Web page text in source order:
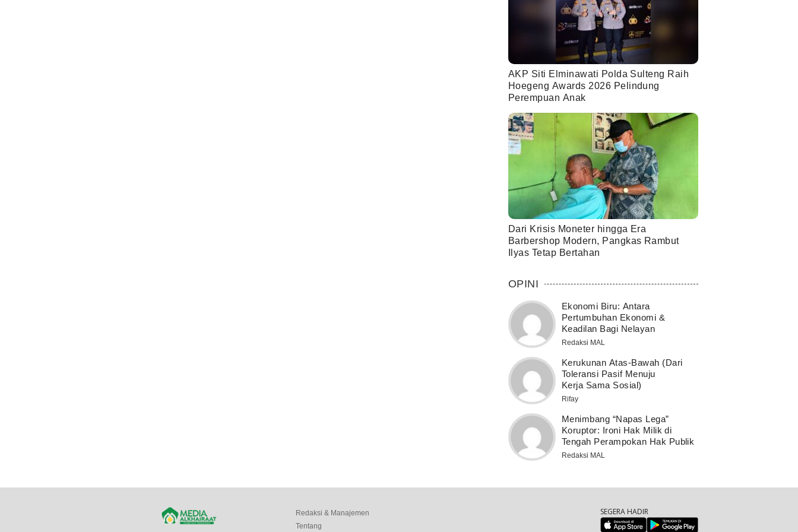
AKP Siti Elminawati Polda Sulteng Raih
Hoegeng Awards 2026 Pelindung
Perempuan Anak
Dari Krisis Moneter hingga Era
Barbershop Modern, Pangkas Rambut
Ilyas Tetap Bertahan
OPINI
Ekonomi Biru: Antara
Pertumbuhan Ekonomi &
Keadilan Bagi Nelayan
Redaksi MAL
Kerukunan Atas-Bawah (Dari
Toleransi Pasif Menuju
Kerja Sama Sosial)
Rifay
Menimbang “Napas Lega”
Koruptor: Ironi Hak Milik di
Tengah Perampokan Hak Publik
Redaksi MAL
Redaksi & Manajemen
Tentang
SEGERA HADIR